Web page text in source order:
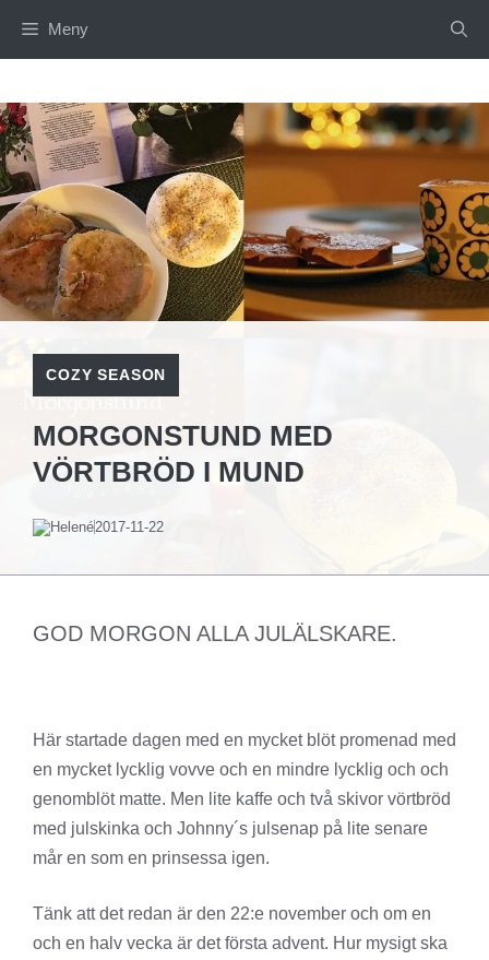
Meny
COZY SEASON
MORGONSTUND MED
VÖRTBRÖD I MUND
Helené2017-11-22
GOD MORGON ALLA JULÄLSKARE.
Här startade dagen med en mycket blöt promenad med
en mycket lycklig vovve och en mindre lycklig och och
genomblöt matte. Men lite kaffe och två skivor vörtbröd
med julskinka och Johnny´s julsenap på lite senare
mår en som en prinsessa igen.
Tänk att det redan är den 22:e november och om en
och en halv vecka är det första advent. Hur mysigt ska